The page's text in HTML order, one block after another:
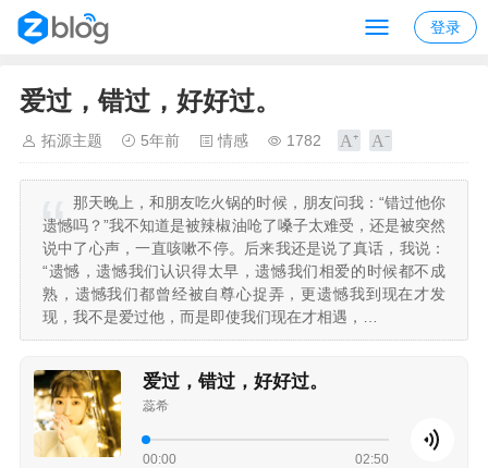
登录
爱过，错过，好好过。
拓源主题 5年前 情感 1782
那天晚上，和朋友吃火锅的时候，朋友问我：“错过他你
遗憾吗？”我不知道是被辣椒油呛了嗓子太难受，还是被突然
说中了心声，一直咳嗽不停。后来我还是说了真话，我说：
“遗憾，遗憾我们认识得太早，遗憾我们相爱的时候都不成
熟，遗憾我们都曾经被自尊心捉弄，更遗憾我到现在才发
现，我不是爱过他，而是即使我们现在才相遇，…
爱过，错过，好好过。
蕊希
00:00 02:50